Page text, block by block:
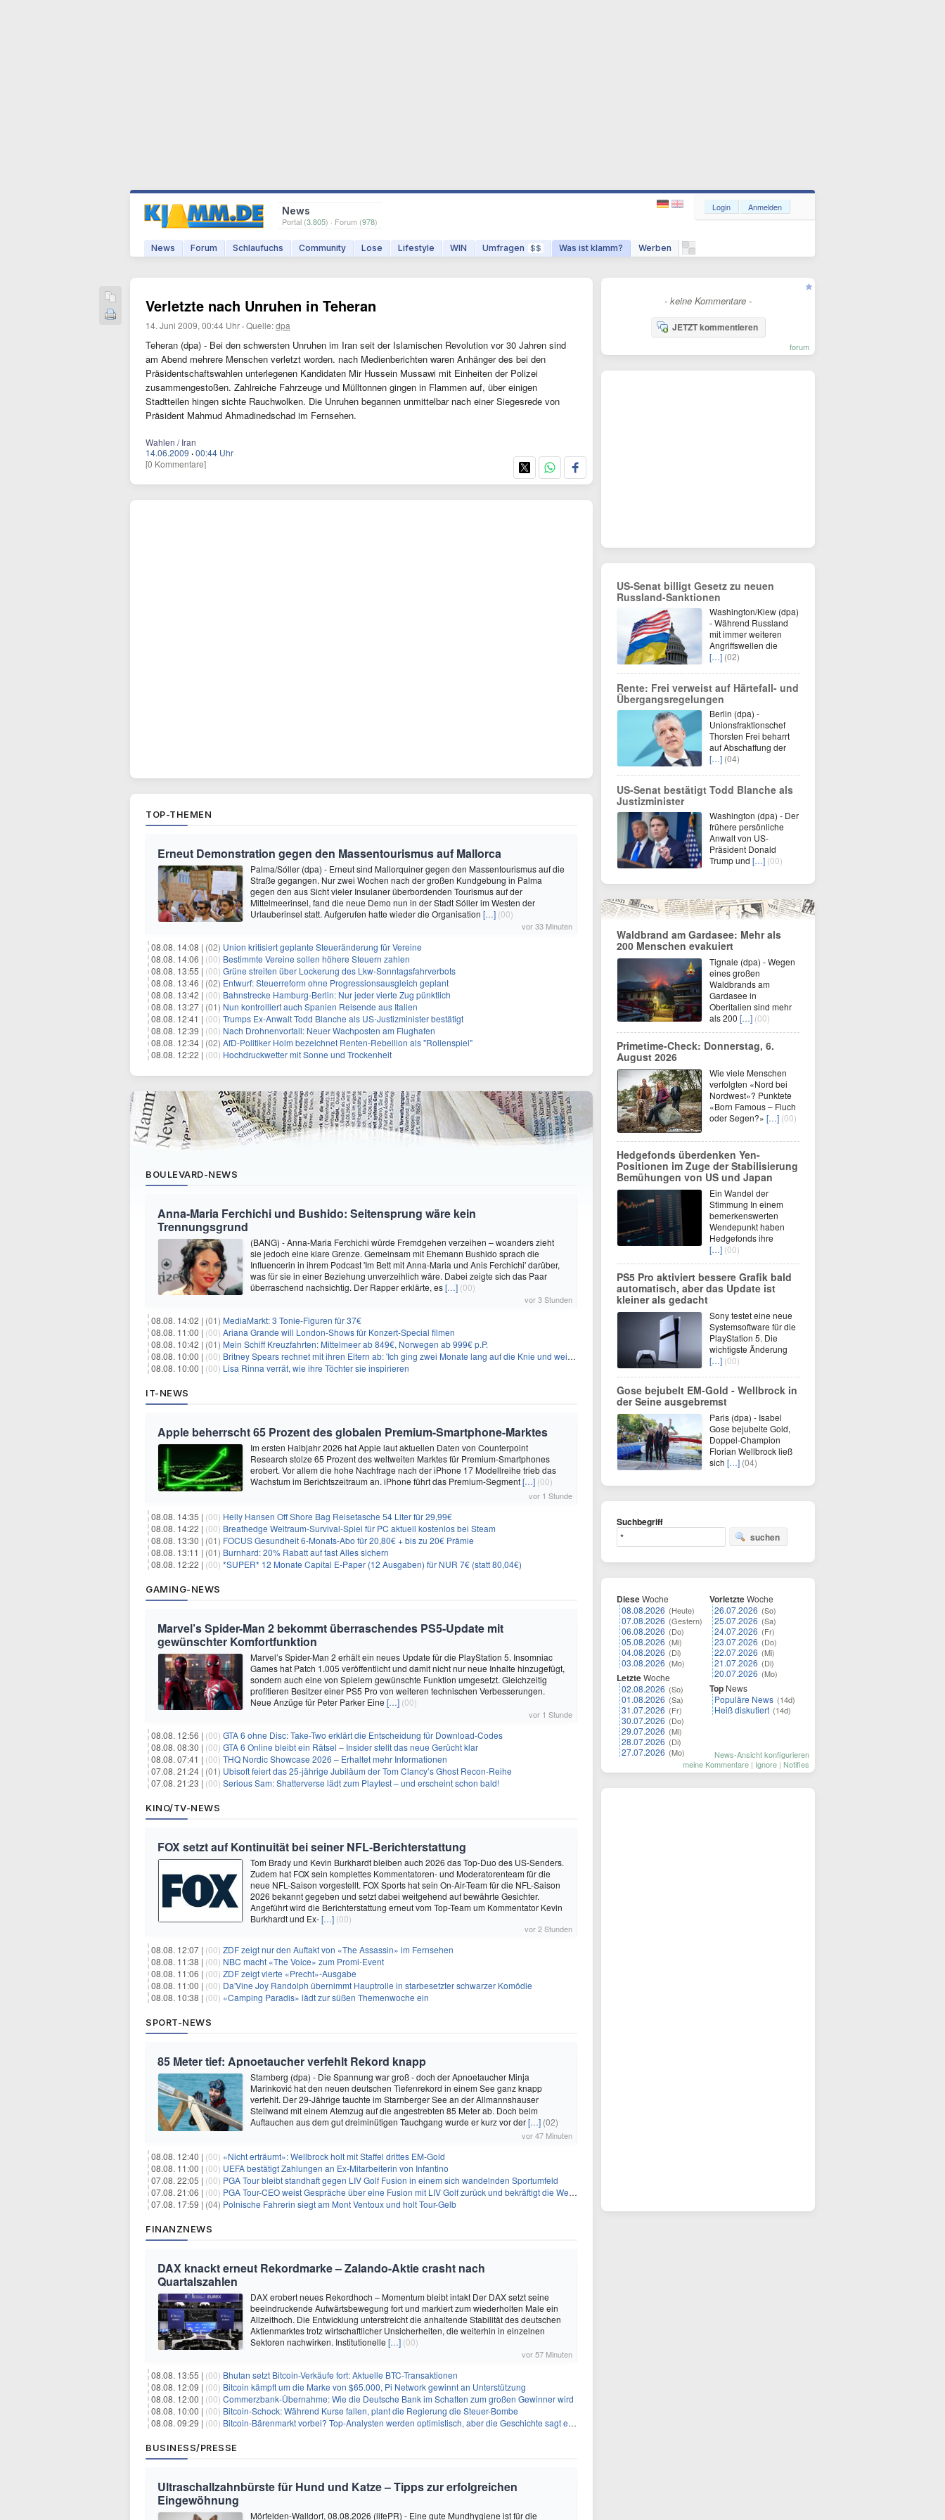
News
Portal (3.805) · Forum (978)
News Forum Schlaufuchs Community Lose Lifestyle WIN Umfragen $$ Was ist klamm? Werben
Login Anmelden
Verletzte nach Unruhen in Teheran
14. Juni 2009, 00:44 Uhr ·Quelle:dpa
Teheran (dpa) - Bei den schwersten Unruhen im Iran seit der Islamischen Revolution vor 30 Jahren sind
am Abend mehrere Menschen verletzt worden. nach Medienberichten waren Anhänger des bei den
Präsidentschaftswahlen unterlegenen Kandidaten Mir Hussein Mussawi mit Einheiten der Polizei
zusammengestoßen. Zahlreiche Fahrzeuge und Mülltonnen gingen in Flammen auf, über einigen
Stadtteilen hingen sichte Rauchwolken. Die Unruhen begannen unmittelbar nach einer Siegesrede von
Präsident Mahmud Ahmadinedschad im Fernsehen.
Wahlen / Iran
14.06.2009 ·00:44 Uhr
[0 Kommentare]
TOP-THEMEN
Erneut Demonstration gegen den Massentourismus auf Mallorca
Palma/Sóller (dpa) - Erneut sind Mallorquiner gegen den Massentourismus auf die
Straße gegangen. Nur zwei Wochen nach der großen Kundgebung in Palma
gegen den aus Sicht vieler Insulaner überbordenden Tourismus auf der
Mittelmeerinsel, fand die neue Demo nun in der Stadt Sóller im Westen der
Urlauberinsel statt. Aufgerufen hatte wieder die Organisation […] (00)
vor 33 Minuten
08.08. 14:08 | (02) Union kritisiert geplante Steueränderung für Vereine
08.08. 14:06 | (00) Bestimmte Vereine sollen höhere Steuern zahlen
08.08. 13:55 | (00) Grüne streiten über Lockerung des Lkw-Sonntagsfahrverbots
08.08. 13:46 | (02) Entwurf: Steuerreform ohne Progressionsausgleich geplant
08.08. 13:42 | (00) Bahnstrecke Hamburg-Berlin: Nur jeder vierte Zug pünktlich
08.08. 13:27 | (01) Nun kontrolliert auch Spanien Reisende aus Italien
08.08. 12:41 | (00) Trumps Ex-Anwalt Todd Blanche als US-Justizminister bestätigt
08.08. 12:39 | (00) Nach Drohnenvorfall: Neuer Wachposten am Flughafen
08.08. 12:34 | (02) AfD-Politiker Holm bezeichnet Renten-Rebellion als "Rollenspiel"
08.08. 12:22 | (00) Hochdruckwetter mit Sonne und Trockenheit
BOULEVARD-NEWS
Anna-Maria Ferchichi und Bushido: Seitensprung wäre kein
Trennungsgrund
(BANG) - Anna-Maria Ferchichi würde Fremdgehen verzeihen – woanders zieht
sie jedoch eine klare Grenze. Gemeinsam mit Ehemann Bushido sprach die
Influencerin in ihrem Podcast 'Im Bett mit Anna-Maria und Anis Ferchichi' darüber,
was für sie in einer Beziehung unverzeihlich wäre. Dabei zeigte sich das Paar
überraschend nachsichtig. Der Rapper erklärte, es[…] (00)
vor 3 Stunden
08.08. 14:02 | (01) MediaMarkt: 3 Tonie-Figuren für 37€
08.08. 11:00 | (00) Ariana Grande will London-Shows für Konzert-Special filmen
08.08. 10:42 | (01) Mein Schiff Kreuzfahrten: Mittelmeer ab 849€, Norwegen ab 999€ p.P.
08.08. 10:00 | (00) Britney Spears rechnet mit ihren Eltern ab: 'Ich ging zwei Monate lang auf die Knie und weinte'
08.08. 10:00 | (00) Lisa Rinna verrät, wie ihre Töchter sie inspirieren
IT-NEWS
Apple beherrscht 65 Prozent des globalen Premium-Smartphone-Marktes
Im ersten Halbjahr 2026 hat Apple laut aktuellen Daten von Counterpoint
Research stolze 65 Prozent des weltweiten Marktes für Premium-Smartphones
erobert. Vor allem die hohe Nachfrage nach der iPhone 17 Modellreihe trieb das
Wachstum im Berichtszeitraum an. iPhone führt das Premium-Segment[…] (00)
vor 1 Stunde
08.08. 14:35 | (00) Helly Hansen Off Shore Bag Reisetasche 54 Liter für 29,99€
08.08. 14:22 | (00) Breathedge Weltraum-Survival-Spiel für PC aktuell kostenlos bei Steam
08.08. 13:30 | (01) FOCUS Gesundheit 6-Monats-Abo für 20,80€ + bis zu 20€ Prämie
08.08. 13:11 | (01) Burnhard: 20% Rabatt auf fast Alles sichern
08.08. 12:22 | (00) *SUPER* 12 Monate Capital E-Paper (12 Ausgaben) für NUR 7€ (statt 80,04€)
GAMING-NEWS
Marvel’s Spider-Man 2 bekommt überraschendes PS5-Update mit
gewünschter Komfortfunktion
Marvel’s Spider-Man 2 erhält ein neues Update für die PlayStation 5. Insomniac
Games hat Patch 1.005 veröffentlicht und damit nicht nur neue Inhalte hinzugefügt,
sondern auch eine von Spielern gewünschte Funktion umgesetzt. Gleichzeitig
profitieren Besitzer einer PS5 Pro von weiteren technischen Verbesserungen.
Neue Anzüge für Peter Parker Eine […] (00)
vor 1 Stunde
08.08. 12:56 | (00) GTA 6 ohne Disc: Take-Two erklärt die Entscheidung für Download-Codes
08.08. 08:30 | (00) GTA 6 Online bleibt ein Rätsel – Insider stellt das neue Gerücht klar
08.08. 07:41 | (00) THQ Nordic Showcase 2026 – Erhaltet mehr Informationen
07.08. 21:24 | (01) Ubisoft feiert das 25-jährige Jubiläum der Tom Clancy’s Ghost Recon-Reihe
07.08. 21:23 | (00) Serious Sam: Shatterverse lädt zum Playtest – und erscheint schon bald!
KINO/TV-NEWS
FOX setzt auf Kontinuität bei seiner NFL-Berichterstattung
Tom Brady und Kevin Burkhardt bleiben auch 2026 das Top-Duo des US-Senders.
Zudem hat FOX sein komplettes Kommentatoren- und Moderatorenteam für die
neue NFL-Saison vorgestellt. FOX Sports hat sein On-Air-Team für die NFL-Saison
2026 bekannt gegeben und setzt dabei weitgehend auf bewährte Gesichter.
Angeführt wird die Berichterstattung erneut vom Top-Team um Kommentator Kevin
Burkhardt und Ex-[…] (00)
vor 2 Stunden
08.08. 12:07 | (00) ZDF zeigt nur den Auftakt von «The Assassin» im Fernsehen
08.08. 11:38 | (00) NBC macht «The Voice» zum Promi-Event
08.08. 11:06 | (00) ZDF zeigt vierte «Precht»-Ausgabe
08.08. 11:00 | (00) Da'Vine Joy Randolph übernimmt Hauptrolle in starbesetzter schwarzer Komödie
08.08. 10:38 | (00) «Camping Paradis» lädt zur süßen Themenwoche ein
SPORT-NEWS
85 Meter tief: Apnoetaucher verfehlt Rekord knapp
Starnberg (dpa) - Die Spannung war groß - doch der Apnoetaucher Minja
Marinković hat den neuen deutschen Tiefenrekord in einem See ganz knapp
verfehlt. Der 29-Jährige tauchte im Starnberger See an der Allmannshauser
Steilwand mit einem Atemzug auf die angestrebten 85 Meter ab. Doch beim
Auftauchen aus dem gut dreiminütigen Tauchgang wurde er kurz vor der[…] (02)
vor 47 Minuten
08.08. 12:40 | (00) «Nicht erträumt»: Wellbrock holt mit Staffel drittes EM-Gold
08.08. 11:00 | (00) UEFA bestätigt Zahlungen an Ex-Mitarbeiterin von Infantino
07.08. 22:05 | (00) PGA Tour bleibt standhaft gegen LIV Golf Fusion in einem sich wandelnden Sportumfeld
07.08. 21:06 | (00) PGA Tour-CEO weist Gespräche über eine Fusion mit LIV Golf zurück und bekräftigt die Wettbewerbslandschaft
07.08. 17:59 | (04) Polnische Fahrerin siegt am Mont Ventoux und holt Tour-Gelb
FINANZNEWS
DAX knackt erneut Rekordmarke – Zalando-Aktie crasht nach
Quartalszahlen
DAX erobert neues Rekordhoch – Momentum bleibt intakt Der DAX setzt seine
beeindruckende Aufwärtsbewegung fort und markiert zum wiederholten Male ein
Allzeithoch. Die Entwicklung unterstreicht die anhaltende Stabilität des deutschen
Aktienmarktes trotz wirtschaftlicher Unsicherheiten, die weiterhin in einzelnen
Sektoren nachwirken. Institutionelle […] (00)
vor 57 Minuten
08.08. 13:55 | (00) Bhutan setzt Bitcoin-Verkäufe fort: Aktuelle BTC-Transaktionen
08.08. 12:09 | (00) Bitcoin kämpft um die Marke von $65.000, Pi Network gewinnt an Unterstützung
08.08. 12:00 | (00) Commerzbank-Übernahme: Wie die Deutsche Bank im Schatten zum großen Gewinner wird
08.08. 10:00 | (00) Bitcoin-Schock: Während Kurse fallen, plant die Regierung die Steuer-Bombe
08.08. 09:29 | (00) Bitcoin-Bärenmarkt vorbei? Top-Analysten werden optimistisch, aber die Geschichte sagt etwas anderes
BUSINESS/PRESSE
Ultraschallzahnbürste für Hund und Katze – Tipps zur erfolgreichen
Eingewöhnung
Mörfelden-Walldorf, 08.08.2026 (lifePR) - Eine gute Mundhygiene ist für die
- keine Kommentare -
JETZT kommentieren
forum
US-Senat billigt Gesetz zu neuen
Russland-Sanktionen
Washington/Kiew (dpa)
- Während Russland
mit immer weiteren
Angriffswellen die
[…] (02)
Rente: Frei verweist auf Härtefall- und
Übergangsregelungen
Berlin (dpa) -
Unionsfraktionschef
Thorsten Frei beharrt
auf Abschaffung der
[…] (04)
US-Senat bestätigt Todd Blanche als
Justizminister
Washington (dpa) - Der
frühere persönliche
Anwalt von US-
Präsident Donald
Trump und […] (00)
Waldbrand am Gardasee: Mehr als
200 Menschen evakuiert
Tignale (dpa) - Wegen
eines großen
Waldbrands am
Gardasee in
Oberitalien sind mehr
als 200 […] (00)
Primetime-Check: Donnerstag, 6.
August 2026
Wie viele Menschen
verfolgten «Nord bei
Nordwest»? Punktete
«Born Famous – Fluch
oder Segen?» […] (00)
Hedgefonds überdenken Yen-
Positionen im Zuge der Stabilisierung
Bemühungen von US und Japan
Ein Wandel der
Stimmung In einem
bemerkenswerten
Wendepunkt haben
Hedgefonds ihre
[…] (00)
PS5 Pro aktiviert bessere Grafik bald
automatisch, aber das Update ist
kleiner als gedacht
Sony testet eine neue
Systemsoftware für die
PlayStation 5. Die
wichtigste Änderung
[…] (00)
Gose bejubelt EM-Gold - Wellbrock in
der Seine ausgebremst
Paris (dpa) - Isabel
Gose bejubelte Gold,
Doppel-Champion
Florian Wellbrock ließ
sich […] (04)
Suchbegriff
suchen
DieseWoche
08.08.2026 (Heute)
07.08.2026 (Gestern)
06.08.2026 (Do)
05.08.2026 (Mi)
04.08.2026 (Di)
03.08.2026 (Mo)
LetzteWoche
02.08.2026 (So)
01.08.2026 (Sa)
31.07.2026 (Fr)
30.07.2026 (Do)
29.07.2026 (Mi)
28.07.2026 (Di)
27.07.2026 (Mo)
VorletzteWoche
26.07.2026 (So)
25.07.2026 (Sa)
24.07.2026 (Fr)
23.07.2026 (Do)
22.07.2026 (Mi)
21.07.2026 (Di)
20.07.2026 (Mo)
Top News
Populäre News (14d)
Heiß diskutiert (14d)
News-Ansicht konfigurieren
meine Kommentare | Ignore | Notifies